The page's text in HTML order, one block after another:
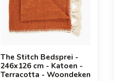
The Stitch Bedsprei -
246x126 cm - Katoen -
Terracotta - Woondeken